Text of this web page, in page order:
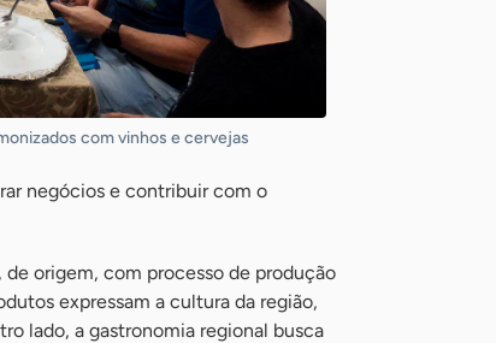
com vinhos e cervejas
negócios e contribuir com o
de origem, com processo de produção
expressam a cultura da região,
lado, a gastronomia regional busca